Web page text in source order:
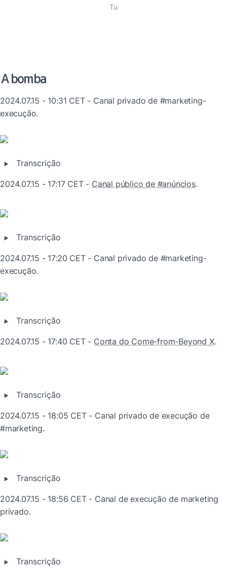
Tu
A bomba
2024.07.15 - 10:31 CET - Canal privado de #marketing-
execução.
‣ Transcrição
2024.07.15 - 17:17 CET - Canal público de #anúncios.
‣ Transcrição
2024.07.15 - 17:20 CET - Canal privado de #marketing-
execução.
‣ Transcrição
2024.07.15 - 17:40 CET - Conta do Come-from-Beyond X.
‣ Transcrição
2024.07.15 - 18:05 CET - Canal privado de execução de
#marketing.
‣ Transcrição
2024.07.15 - 18:56 CET - Canal de execução de marketing
privado.
‣ Transcrição